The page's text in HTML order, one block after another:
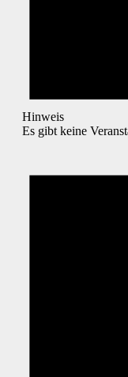
Hinweis
Es gibt keine